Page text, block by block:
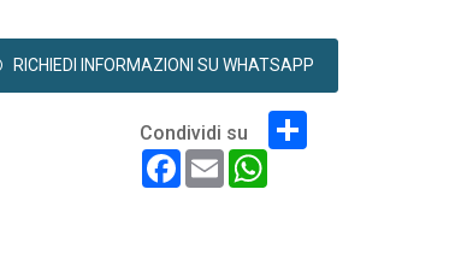
RICHIEDI INFORMAZIONI SU WHATSAPP
Condividi su
Facebook
Email